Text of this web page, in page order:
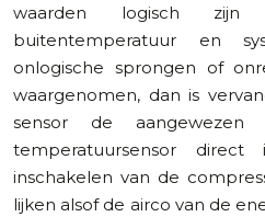
waarden logisch
buitentemperatuur en
onlogische sprongen of
waargenomen, dan is
sensor de aangewezen
temperatuursensor
inschakelen van de
lijken alsof de airco van de